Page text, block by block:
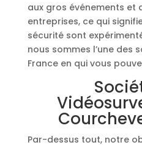
aux gros événements et
entreprises, ce qui
sécurité sont
nous sommes l’une des
France en qui vous
Par-dessus tout, notre